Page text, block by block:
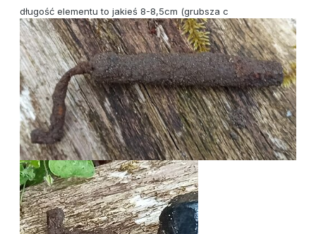
długość elementu to jakieś 8-8,5cm (grubsza c